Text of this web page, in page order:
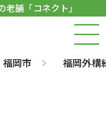
舗「コネクト」
福岡市 福岡外構